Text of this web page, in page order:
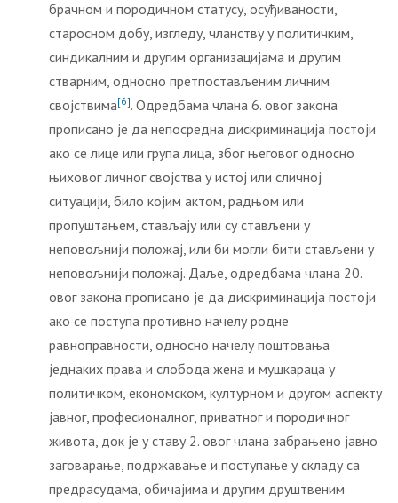
брачном и породичном статусу, осуђиваности,
старосном добу, изгледу, чланству у политичким,
синдикалним и другим организацијама и другим
стварним, односно претпостављеним личним
својствима[6]. Одредбама члана 6. овог закона
прописано је да непосредна дискриминација постоји
ако се лице или група лица, због његовог односно
њиховог личног својства у истој или сличној
ситуацији, било којим актом, радњом или
пропуштањем, стављају или су стављени у
неповољнији положај, или би могли бити стављени у
неповољнији положај. Даље, одредбама члана 20.
овог закона прописано је да дискриминација постоји
ако се поступа противно начелу родне
равноправности, односно начелу поштовања
једнаких права и слобода жена и мушкараца у
политичком, економском, културном и другом аспекту
јавног, професионалног, приватног и породичног
живота, док је у ставу 2. овог члана забрањено јавно
заговарање, подржавање и поступање у складу са
предрасудама, обичајима и другим друштвеним